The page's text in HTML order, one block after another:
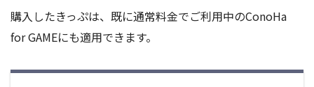
購入したきっぷは、既に通常料金でご利用中のConoHa
for GAMEにも適用できます。